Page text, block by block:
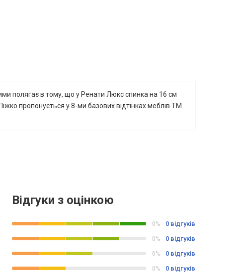
полягає в тому, що у Ренати Люкс спинка на 16 см
пропонується у 8-ми базових відтінках меблів ТМ
Відгуки з оцінкою
0% 0 відгуків
0% 0 відгуків
0% 0 відгуків
0% 0 відгуків